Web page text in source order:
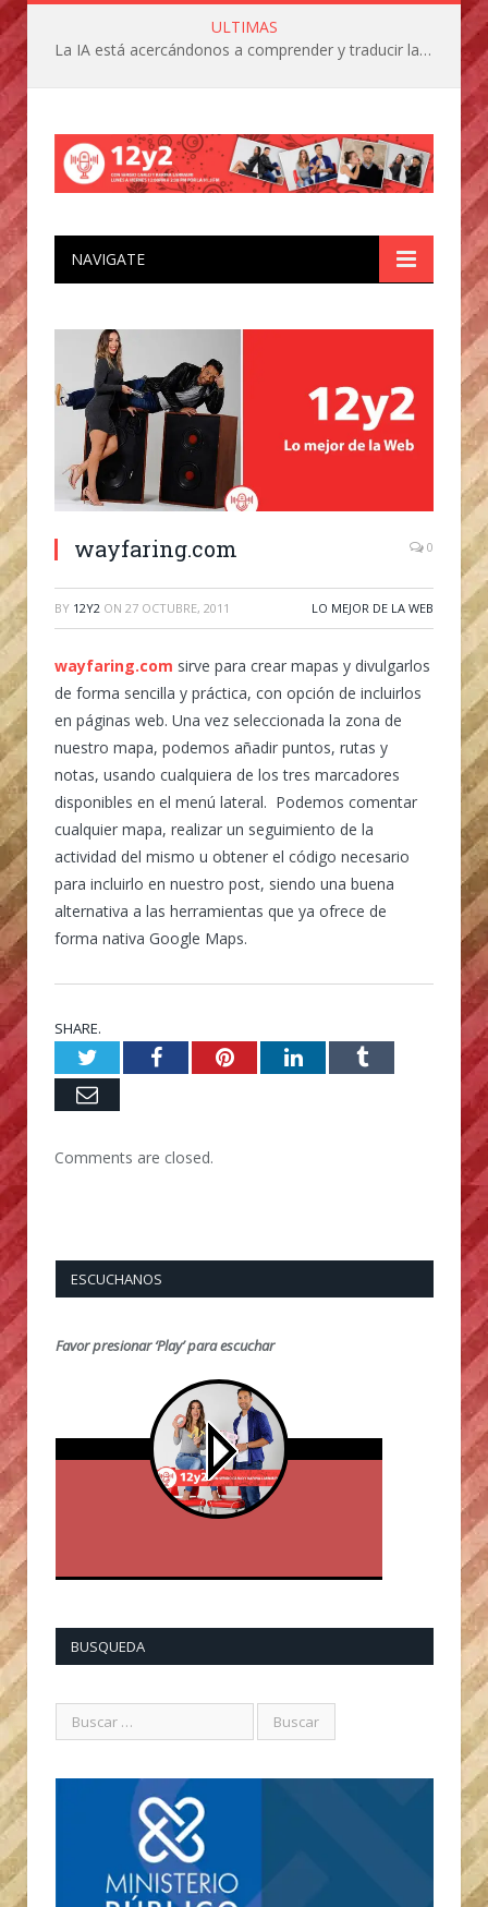
ULTIMAS
La IA está acercándonos a comprender y traducir las vocalizaciones y comportamientos de nuestras mascotas
NAVIGATE
wayfaring.com 0
BY 12Y2 ON 27 OCTUBRE, 2011 LO MEJOR DE LA WEB
wayfaring.com sirve para crear mapas y divulgarlos
de forma sencilla y práctica, con opción de incluirlos
en páginas web. Una vez seleccionada la zona de
nuestro mapa, podemos añadir puntos, rutas y
notas, usando cualquiera de los tres marcadores
disponibles en el menú lateral. Podemos comentar
cualquier mapa, realizar un seguimiento de la
actividad del mismo u obtener el código necesario
para incluirlo en nuestro post, siendo una buena
alternativa a las herramientas que ya ofrece de
forma nativa Google Maps.
SHARE.
TwitterFacebookPinterestLinkedInTumblr
Email
Comments are closed.
ESCUCHANOS
Favor presionar ‘Play’ para escuchar
BUSQUEDA